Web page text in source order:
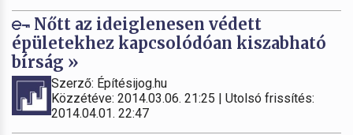
Nőtt az ideiglenesen védett
épületekhez kapcsolódóan kiszabható
bírság »
Szerző: Építésijog.hu
Közzétéve: 2014.03.06. 21:25 | Utolsó frissítés:
2014.04.01. 22:47